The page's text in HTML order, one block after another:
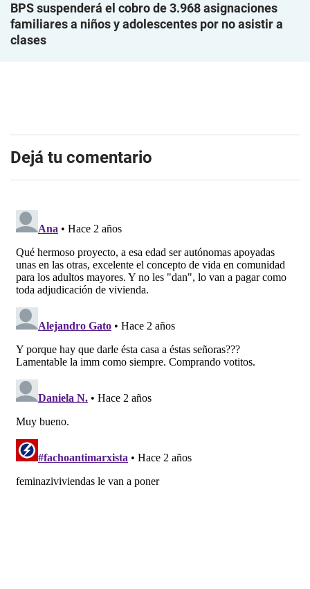
BPS suspenderá el cobro de 3.968 asignaciones
familiares a niños y adolescentes por no asistir a
clases
Dejá tu comentario